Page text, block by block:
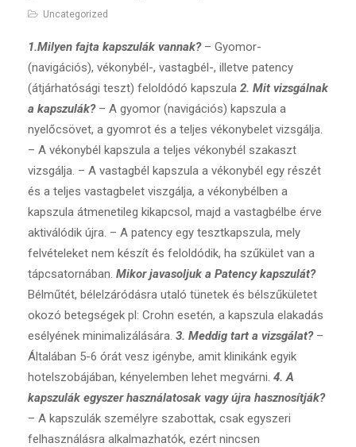
Uncategorized
1.Milyen fajta kapszulák vannak?– Gyomor-
(navigációs), vékonybél-, vastagbél-, illetve patency
(átjárhatósági teszt) feloldódó kapszula 2. Mit vizsgálnak
a kapszulák?– A gyomor (navigációs) kapszula a
nyelőcsövet, a gyomrot és a teljes vékonybelet vizsgálja.
– A vékonybél kapszula a teljes vékonybél szakaszt
vizsgálja. – A vastagbél kapszula a vékonybél egy részét
és a teljes vastagbelet viszgálja, a vékonybélben a
kapszula átmenetileg kikapcsol, majd a vastagbélbe érve
aktiválódik újra. – A patency egy tesztkapszula, mely
felvételeket nem készít és feloldódik, ha szűkület van a
tápcsatornában. Mikor javasoljuk a Patency kapszulát?
Bélműtét, bélelzáródásra utaló tünetek és bélszűkületet
okozó betegségek pl: Crohn esetén, a kapszula elakadás
esélyének minimalizálására. 3. Meddig tart a vizsgálat?–
Általában 5-6 órát vesz igénybe, amit klinikánk egyik
hotelszobájában, kényelemben lehet megvárni. 4. A
kapszulák egyszer használatosak vagy újra hasznosítják?
– A kapszulák személyre szabottak, csak egyszeri
felhasználásra alkalmazhatók, ezért nincsen